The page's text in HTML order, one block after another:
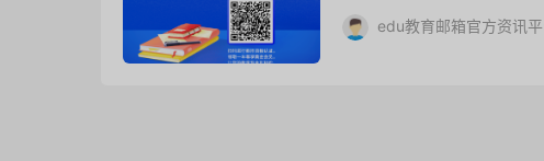
edu教育邮箱官方资讯